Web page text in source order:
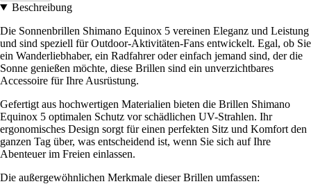
Beschreibung
Die Sonnenbrillen Shimano Equinox 5 vereinen Eleganz und Leistung
und sind speziell für Outdoor-Aktivitäten-Fans entwickelt. Egal, ob Sie
ein Wanderliebhaber, ein Radfahrer oder einfach jemand sind, der die
Sonne genießen möchte, diese Brillen sind ein unverzichtbares
Accessoire für Ihre Ausrüstung.
Gefertigt aus hochwertigen Materialien bieten die Brillen Shimano
Equinox 5 optimalen Schutz vor schädlichen UV-Strahlen. Ihr
ergonomisches Design sorgt für einen perfekten Sitz und Komfort den
ganzen Tag über, was entscheidend ist, wenn Sie sich auf Ihre
Abenteuer im Freien einlassen.
Die außergewöhnlichen Merkmale dieser Brillen umfassen: